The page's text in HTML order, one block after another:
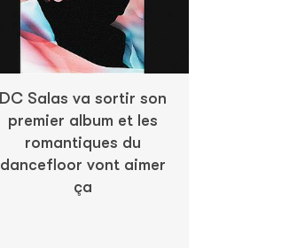
DC Salas va sortir son
premier album et les
romantiques du
dancefloor vont aimer
ça